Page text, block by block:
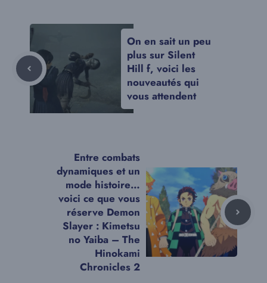
On en sait un peu
plus sur Silent
Hill f, voici les
nouveautés qui
vous attendent
Entre combats
dynamiques et un
mode histoire…
voici ce que vous
réserve Demon
Slayer : Kimetsu
no Yaiba – The
Hinokami
Chronicles 2